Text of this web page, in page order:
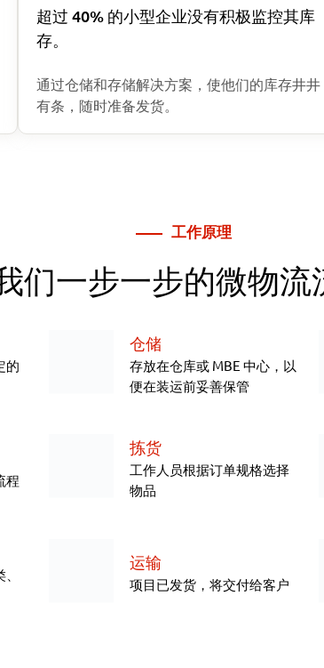
超过 40% 的小型企业没有积极监控其库
存。
通过仓储和存储解决方案，使他们的库存井井
有条，随时准备发货。
工作原理
们一步一步的微物流
的
仓储
存放在仓库或 MBE 中心，以
便在装运前妥善保管
程
拣货
工作人员根据订单规格选择
物品
运输
项目已发货，将交付给客户